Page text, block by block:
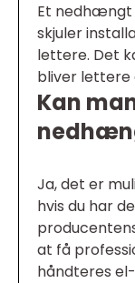
Et nedhængt
skjuler
lettere. Det
bliver lettere
Kan
Ja, det er
hvis du har
at få
håndteres